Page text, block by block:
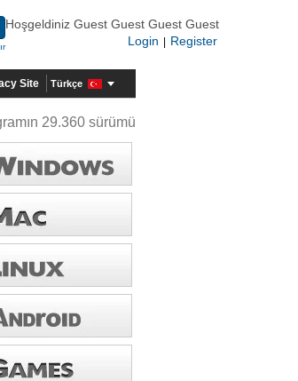
Hoşgeldiniz Guest Guest Guest Guest
Login
Register
Site Türkçe
29.360 sürümü